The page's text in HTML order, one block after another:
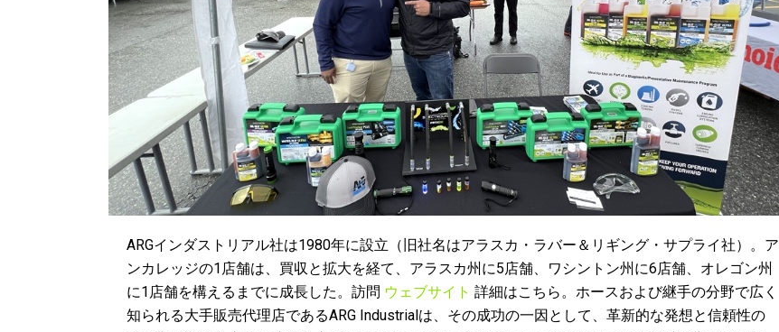
ARGインダストリアル社は1980年に設立（旧社名はアラスカ・ラバー＆リギング・サプライ社）。ア
ンカレッジの1店舗は、買収と拡大を経て、アラスカ州に5店舗、ワシントン州に6店舗、オレゴン州
に1店舗を構えるまでに成長した。訪問 ウェブサイト 詳細はこちら。ホースおよび継手の分野で広く
知られる大手販売代理店であるARG Industrialは、その成功の一因として、革新的な発想と信頼性の